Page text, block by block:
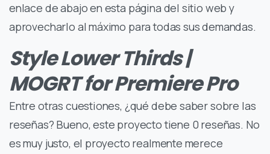
enlace de abajo en esta página del sitio web y
aprovecharlo al máximo para todas sus demandas.
Style Lower Thirds |
MOGRT for Premiere Pro
Entre otras cuestiones, ¿qué debe saber sobre las
reseñas? Bueno, este proyecto tiene 0 reseñas. No
es muy justo, el proyecto realmente merece